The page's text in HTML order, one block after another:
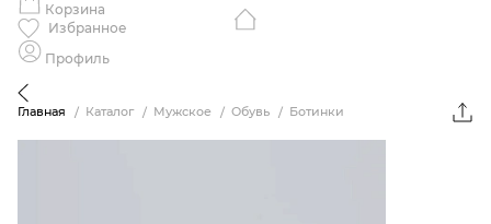
Корзина
Избранное
Профиль
Главная Каталог Мужское Обувь Ботинки